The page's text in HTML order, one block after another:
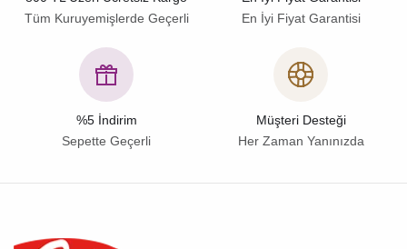
Tüm Kuruyemişlerde Geçerli
En İyi Fiyat Garantisi
%5 İndirim
Sepette Geçerli
Müşteri Desteği
Her Zaman Yanınızda